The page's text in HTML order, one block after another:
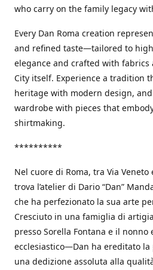
who carry on the family legacy
Every Dan Roma creation
and refined taste—tailored to
elegance and crafted with fabrics
City itself. Experience a tradition
heritage with modern design,
wardrobe with pieces that
shirtmaking.
**********
Nel cuore di Roma, tra Via Veneto
trova l’atelier di Dario “Dan”
che ha perfezionato la sua arte
Cresciuto in una famiglia di
presso Sorella Fontana e il nonno
ecclesiastico—Dan ha ereditato la
una dedizione assoluta alla